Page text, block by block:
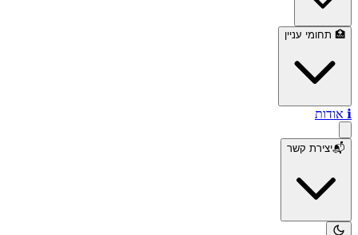
🏥 תחומי עניין
ℹ️ אודות
📬יצירת קשר